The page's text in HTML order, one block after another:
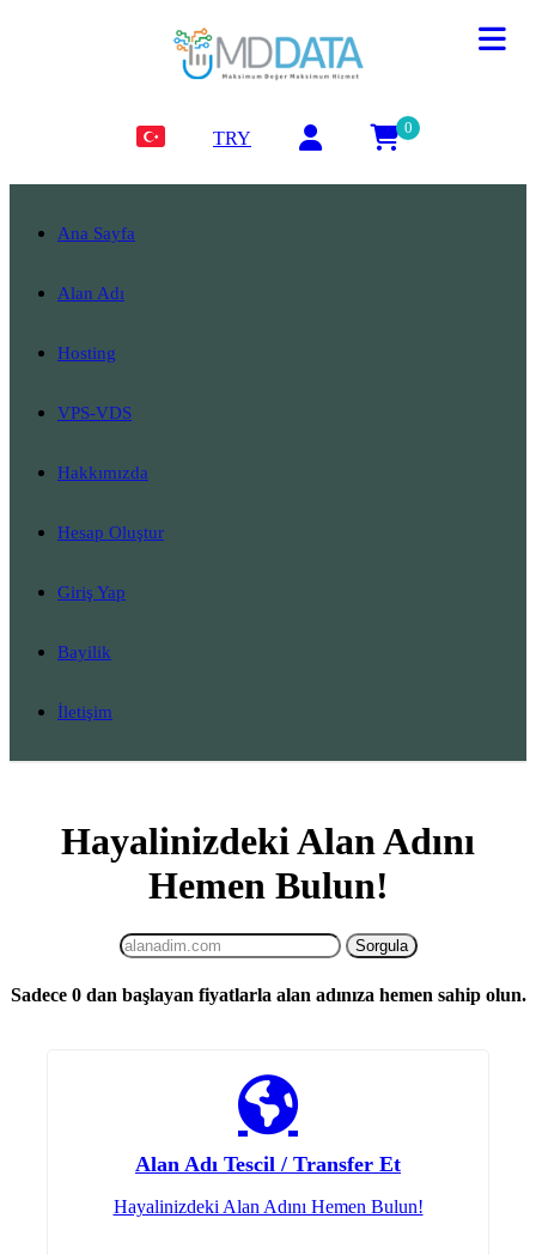
TRY
0
Ana Sayfa
Alan Adı
Hosting
VPS-VDS
Hakkımızda
Hesap Oluştur
Giriş Yap
Bayilik
İletişim
Hayalinizdeki Alan Adını
Hemen Bulun!
Sadece 0dan başlayan fiyatlarla alan adınıza hemen sahip olun.
Alan Adı Tescil / Transfer Et
Hayalinizdeki Alan Adını Hemen Bulun!